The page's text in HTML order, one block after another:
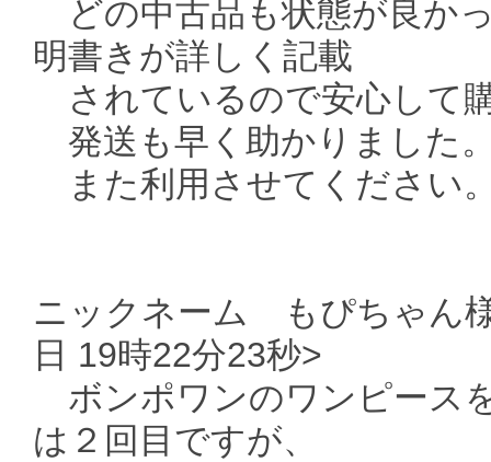
どの中古品も状態が良か
明書きが詳しく記載
されているので安心して
発送も早く助かりました
また利用させてください
ニックネーム もぴちゃん
日 19時22分23秒>
ボンポワンのワンピース
は２回目ですが、